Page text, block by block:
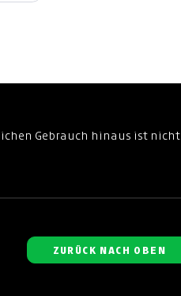
Gebrauch hinaus ist nicht
ZURÜCK NACH OBEN